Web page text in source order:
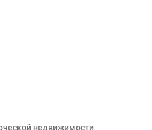
недвижимости